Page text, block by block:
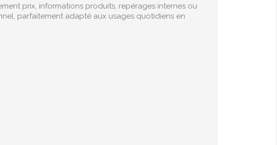
prix, informations produits, repérages internes ou
parfaitement adapté aux usages quotidiens en